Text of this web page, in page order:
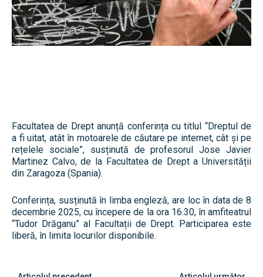
Contact
Facultatea de Drept anunță conferința cu titlul “Dreptul de
a fi uitat, atât în motoarele de căutare pe internet, cât și pe
rețelele sociale”, susținută de profesorul Jose Javier
Martinez Calvo, de la Facultatea de Drept a Universității
din Zaragoza (Spania).
Conferința, susținută în limba engleză, are loc în data de 8
decembrie 2025, cu începere de la ora 16.30, în amfiteatrul
“Tudor Drăganu” al Facultații de Drept. Participarea este
liberă, în limita locurilor disponibile.